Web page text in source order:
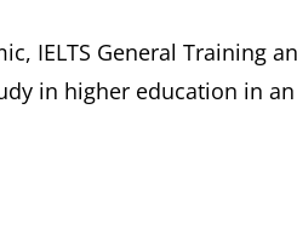
IELTS General Training
in higher education in